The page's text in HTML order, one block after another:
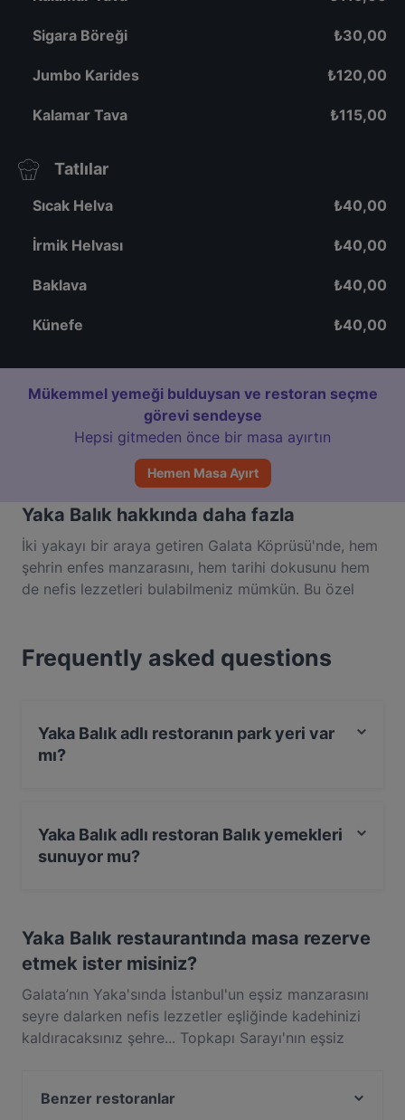
Sigara Böreği ₺30,00
Jumbo Karides ₺120,00
Kalamar Tava ₺115,00
Tatlılar
Sıcak Helva ₺40,00
İrmik Helvası ₺40,00
Baklava ₺40,00
Künefe ₺40,00
Mükemmel yemeği bulduysan ve restoran seçme
görevi sendeyse
Hepsi gitmeden önce bir masa ayırtın
Hemen Masa Ayırt
Yaka Balık hakkında daha fazla
İki yakayı bir araya getiren Galata Köprüsü'nde, hem
şehrin enfes manzarasını, hem tarihi dokusunu hem
de nefis lezzetleri bulabilmeniz mümkün. Bu özel
mezeleri ve özel atmosferiyle unutulmaz bir yemek
deneyimi sunuyor.
Frequently asked questions
Yaka Balık adlı restoranın park yeri var
mı?
Yaka Balık adlı restoran Balık yemekleri
sunuyor mu?
Yaka Balık restaurantında masa rezerve
etmek ister misiniz?
Galata’nın Yaka'sında İstanbul'un eşsiz manzarasını
seyre dalarken nefis lezzetler eşliğinde kadehinizi
kaldıracaksınız şehre... Topkapı Sarayı'nın eşsiz
daha kolay artık. Yaka Balık'ın geniş menüü deniz
Benzer restoranlar